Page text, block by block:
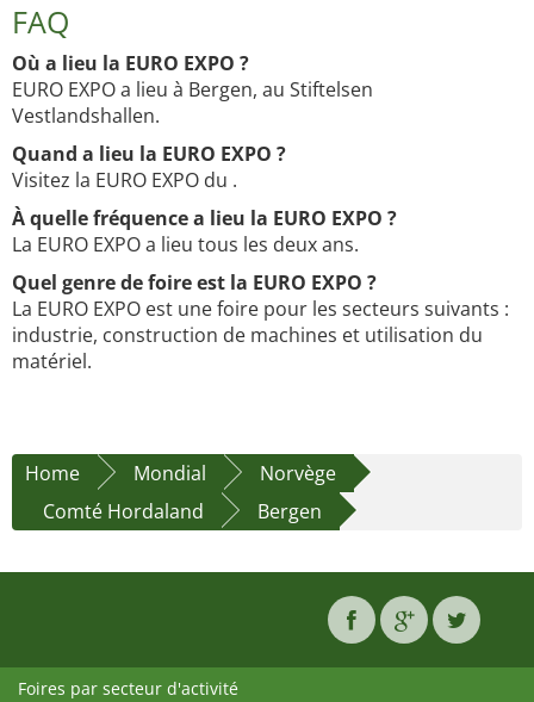
FAQ
Où a lieu la EURO EXPO ?
EURO EXPO a lieu à Bergen, au Stiftelsen
Vestlandshallen.
Quand a lieu la EURO EXPO ?
Visitez la EURO EXPO du .
À quelle fréquence a lieu la EURO EXPO ?
La EURO EXPO a lieu tous les deux ans.
Quel genre de foire est la EURO EXPO ?
La EURO EXPO est une foire pour les secteurs suivants :
industrie, construction de machines et utilisation du
matériel.
Home Mondial
Norvège
Comté Hordaland
Bergen
Foires par secteur d'activité